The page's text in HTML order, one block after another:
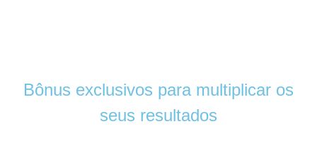
Bônus exclusivos para multiplicar os
seus resultados